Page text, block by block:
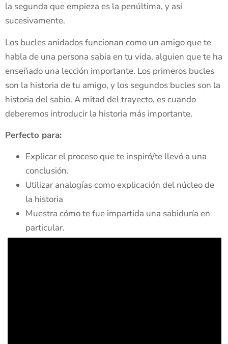
la segunda que empieza es la penúltima, y así
sucesivamente.
Los bucles anidados funcionan como un amigo que te
habla de una persona sabia en tu vida, alguien que te ha
enseñado una lección importante. Los primeros bucles
son la historia de tu amigo, y los segundos bucles son la
historia del sabio. A mitad del trayecto, es cuando
deberemos introducir la historia más importante.
Perfecto para:
Explicar el proceso que te inspiró/te llevó a una
conclusión.
Utilizar analogías como explicación del núcleo de
la historia
Muestra cómo te fue impartida una sabiduría en
particular.